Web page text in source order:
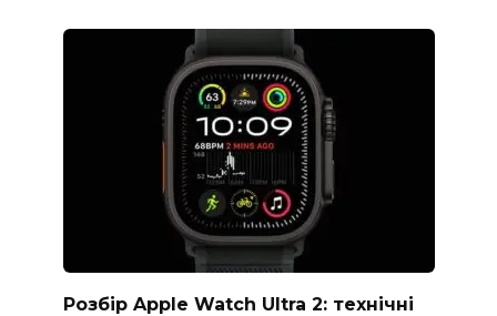
Розбір Apple Watch Ultra 2: технічні